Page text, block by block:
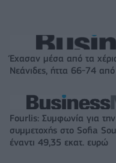
Έχασαν μέσα από τα
Νεάνιδες, ήττα 66-74
Fourlis: Συμφωνία για
συμμετοχής στο Sofia
έναντι 49,35 εκατ. ευρώ